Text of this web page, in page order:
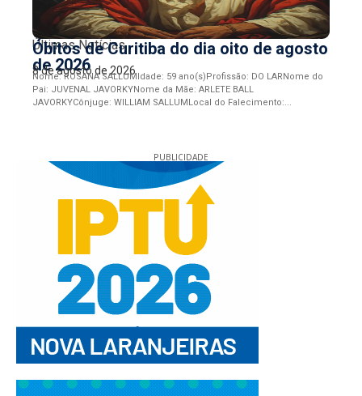
Últimas Notícias
Óbitos de Curitiba do dia oito de agosto
de 2026
8 de agosto de 2026
Nome: ROSANA SALLUMIdade: 59 ano(s)Profissão: DO LARNome do
Pai: JUVENAL JAVORKYNome da Mãe: ARLETE BALL
JAVORKYCônjuge: WILLIAM SALLUMLocal do Falecimento:...
PUBLICIDADE